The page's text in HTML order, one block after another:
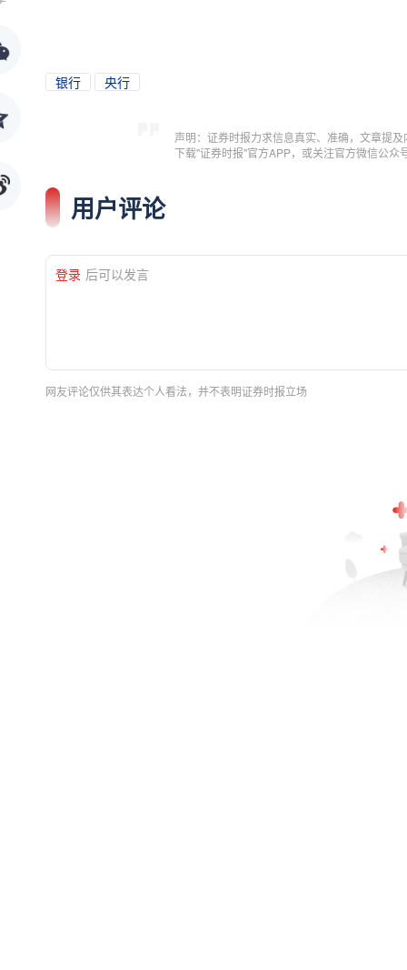
银行 央行
声明：证券时报力求信息真实、准确，文章提
下载"证券时报"官方APP，或关注官方微信公
用户评论
登录 后可以发言
网友评论仅供其表达个人看法，并不表明证券时报立场